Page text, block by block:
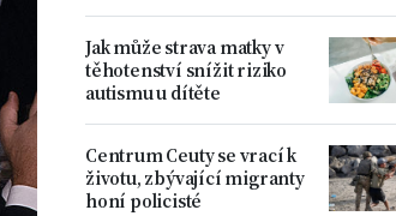
Jak může strava matky v
těhotenství snížit riziko
autismu u dítěte
Centrum Ceuty se vrací k
životu, zbývající migranty
honí policisté